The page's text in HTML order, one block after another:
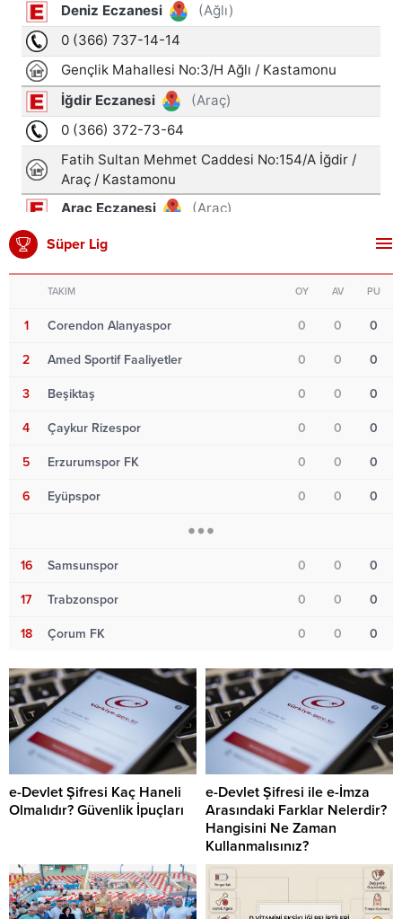
Süper Lig
TAKIM OY AV PU
1 Corendon Alanyaspor 0 0 0
2 Amed Sportif Faaliyetler 0 0 0
3 Beşiktaş 0 0 0
4 Çaykur Rizespor 0 0 0
5 Erzurumspor FK 0 0 0
6 Eyüpspor 0 0 0
16 Samsunspor 0 0 0
17 Trabzonspor 0 0 0
18 Çorum FK 0 0 0
e-Devlet Şifresi Kaç Haneli
Olmalıdır? Güvenlik İpuçları
e-Devlet Şifresi ile e-İmza
Arasındaki Farklar Nelerdir?
Hangisini Ne Zaman
Kullanmalısınız?